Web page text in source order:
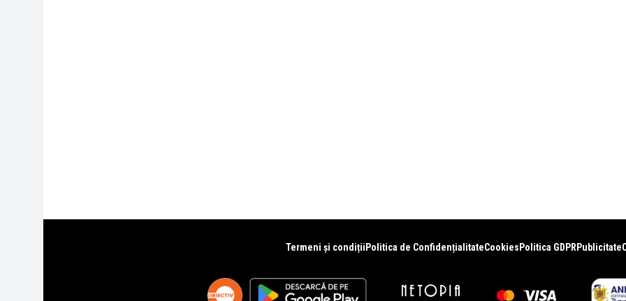
Termeni și condiții Politica de ConfidențialitateCookies Politica GDPR Publicitate